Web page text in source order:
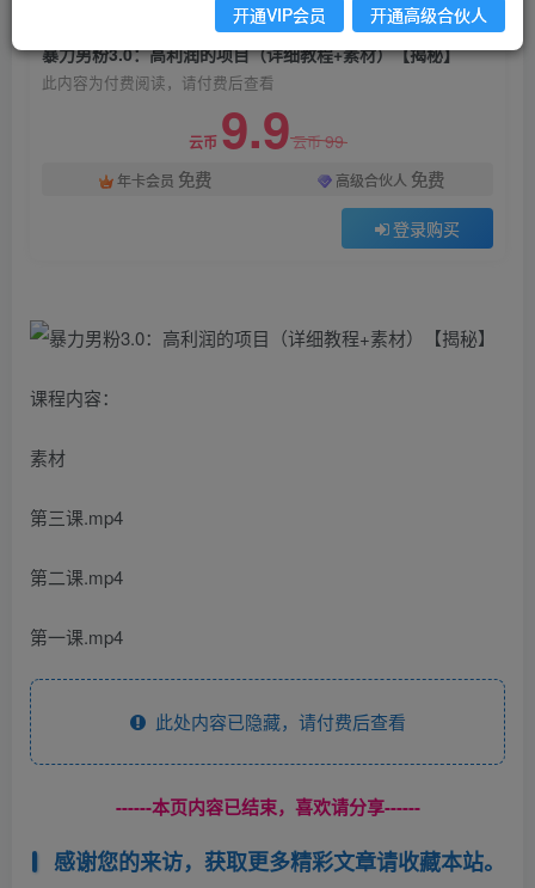
暴力男粉3.0：高利润的项目（详细教程+素材）【揭秘】
此内容为付费阅读，请付费后查看
云币 9.9云币99
年卡会员 免费 高级合伙人 免费
登录购买
课程内容：
素材
第三课.mp4
第二课.mp4
第一课.mp4
此处内容已隐藏，请付费后查看
------本页内容已结束，喜欢请分享------
感谢您的来访，获取更多精彩文章请收藏本站。
开通VIP会员 开通高级合伙人